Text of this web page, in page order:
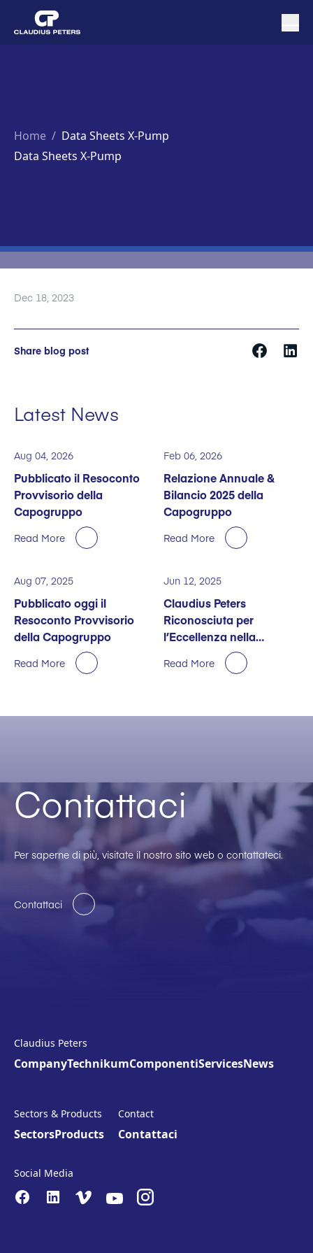
Home / Data Sheets X-Pump
Data Sheets X-Pump
Dec 18, 2023
Share blog post
Latest News
Aug 04, 2026
Pubblicato il Resoconto
Provvisorio della
Capogruppo
Read More
Feb 06, 2026
Relazione Annuale &
Bilancio 2025 della
Capogruppo
Read More
Aug 07, 2025
Pubblicato oggi il
Resoconto Provvisorio
della Capogruppo
Read More
Jun 12, 2025
Claudius Peters
Riconosciuta per
l’Eccellenza nella
Sostenibilità
Read More
Contattaci
Per saperne di più, visitate il nostro sito web o contattateci.
Contattaci
Claudius Peters
CompanyTechnikumComponentiServicesNews
Sectors & Products
SectorsProducts
Contact
Contattaci
Social Media